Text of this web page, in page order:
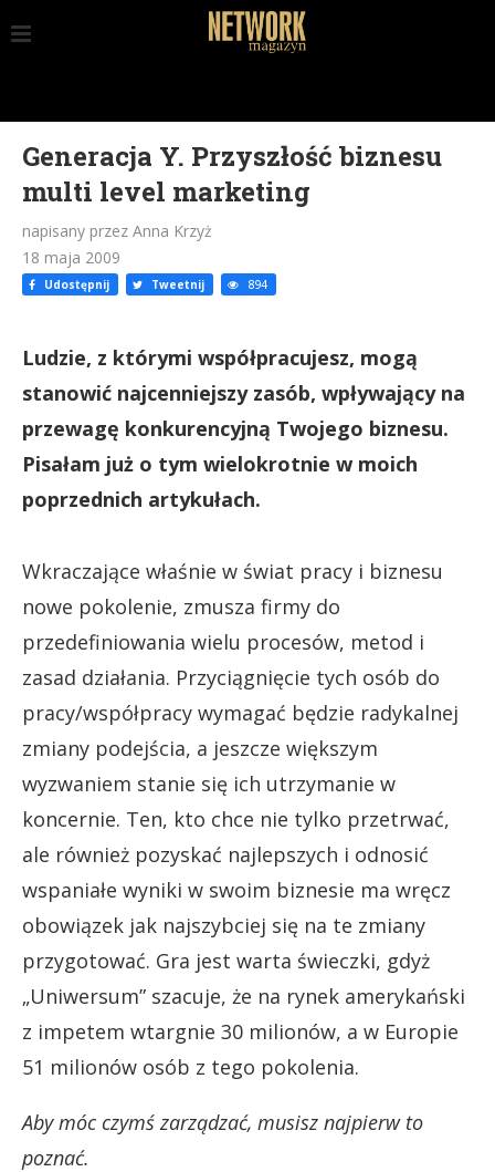
Generacja Y. Przyszłość biznesu
multi level marketing
napisany przez Anna Krzyż
18 maja 2009
Udostępnij Tweetnij 894
Ludzie, z którymi współpracujesz, mogą
stanowić najcenniejszy zasób, wpływający na
przewagę konkurencyjną Twojego biznesu.
Pisałam już o tym wielokrotnie w moich
poprzednich artykułach.
Wkraczające właśnie w świat pracy i biznesu
nowe pokolenie, zmusza firmy do
przedefiniowania wielu procesów, metod i
zasad działania. Przyciągnięcie tych osób do
pracy/współpracy wymagać będzie radykalnej
zmiany podejścia, a jeszcze większym
wyzwaniem stanie się ich utrzymanie w
koncernie. Ten, kto chce nie tylko przetrwać,
ale również pozyskać najlepszych i odnosić
wspaniałe wyniki w swoim biznesie ma wręcz
obowiązek jak najszybciej się na te zmiany
przygotować. Gra jest warta świeczki, gdyż
„Uniwersum” szacuje, że na rynek amerykański
z impetem wtargnie 30 milionów, a w Europie
51 milionów osób z tego pokolenia.
Aby móc czymś zarządzać, musisz najpierw to
poznać.